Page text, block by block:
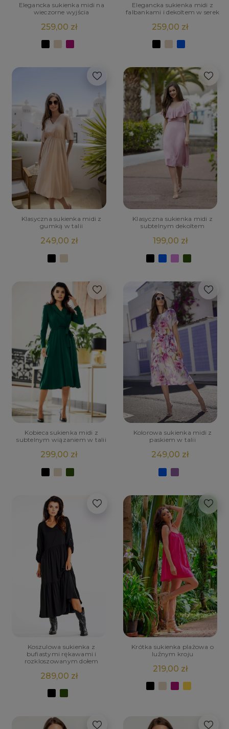
Elegancka sukienka midi na
wieczorne wyjścia
259,00 zł
Elegancka sukienka midi z
falbankami i dekoltem w serek
259,00 zł
Klasyczna sukienka midi z
gumką w talii
249,00 zł
Klasyczna sukienka midi z
subtelnym dekoltem
199,00 zł
Kobieca sukienka midi z
subtelnym wiązaniem w talii
299,00 zł
Kolorowa sukienka midi z
paskiem w talii
249,00 zł
Koszulowa sukienka z
bufiastymi rękawami i
rozkloszowanym dołem
289,00 zł
Krótka sukienka plażowa o
luźnym kroju
219,00 zł